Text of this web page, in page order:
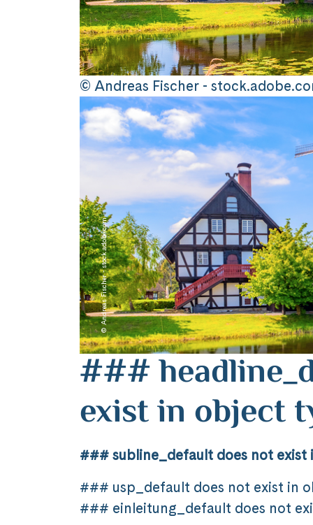
© Andreas Fischer -
© Andreas Fischer - stock.adobe.com
###
exist in object
### subline_default does not
### usp_default does not exist in
### einleitung_default does not